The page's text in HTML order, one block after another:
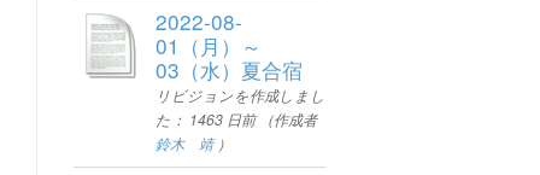
2022-08-
01（月）～
03（水）夏合宿
リビジョンを作成しまし
た： 1463 日前（作成者
鈴木 靖）